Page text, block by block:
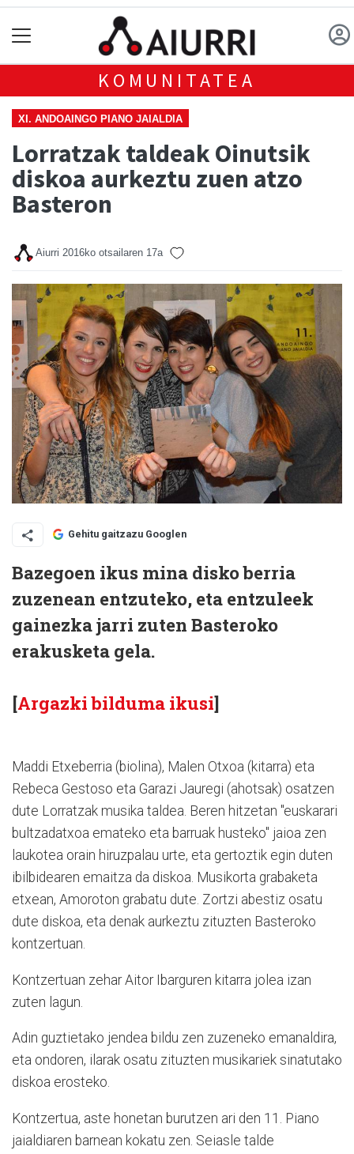
KOMUNITATEA
XI. ANDOAINGO PIANO JAIALDIA
Lorratzak taldeak Oinutsik
diskoa aurkeztu zuen atzo
Basteron
Aiurri 2016ko otsailaren 17a
Gehitu gaitzazu Googlen
Bazegoen ikus mina disko berria
zuzenean entzuteko, eta entzuleek
gainezka jarri zuten Basteroko
erakusketa gela.
[Argazki bilduma ikusi]
Maddi Etxeberria (biolina), Malen Otxoa (kitarra) eta
Rebeca Gestoso eta Garazi Jauregi (ahotsak) osatzen
dute Lorratzak musika taldea. Beren hitzetan "euskarari
bultzadatxoa emateko eta barruak husteko" jaioa zen
laukotea orain hiruzpalau urte, eta gertoztik egin duten
ibilbidearen emaitza da diskoa. Musikorta grabaketa
etxean, Amoroton grabatu dute. Zortzi abestiz osatu
dute diskoa, eta denak aurkeztu zituzten Basteroko
kontzertuan.
Kontzertuan zehar Aitor Ibarguren kitarra jolea izan
zuten lagun.
Adin guztietako jendea bildu zen zuzeneko emanaldira,
eta ondoren, ilarak osatu zituzten musikariek sinatutako
diskoa erosteko.
Kontzertua, aste honetan burutzen ari den 11. Piano
jaialdiaren barnean kokatu zen. Seiasle talde